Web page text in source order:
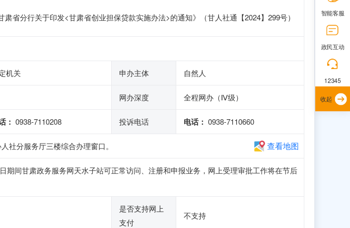
省分行关于印发<甘肃省创业担保贷款实施办法>的通知》（甘人社通【2024】299号）
机关 申办主体 自然人
网办深度 全程网办（Ⅳ级）
： 0938-7110208 投诉电话 电话： 0938-7110660
社分服务厅三楼综合办理窗口。 查看地图
间甘肃政务服务网天水子站可正常访问、注册和申报业务，网上受理审批工作将在节后
是否支持网上
支付
不支持
智能客服
政民互动
12345
收起